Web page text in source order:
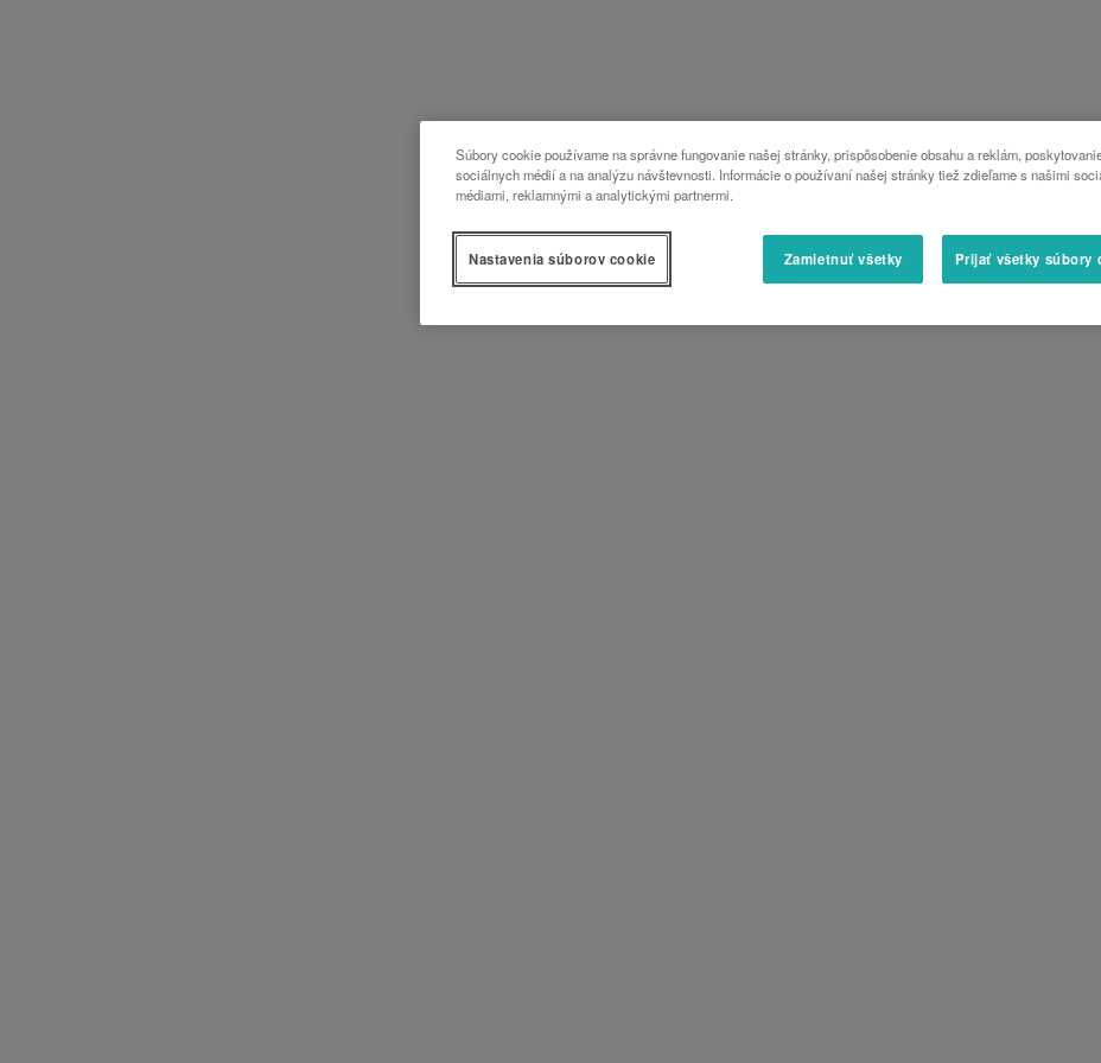
Súbory cookie používame na správne fungovanie našej stránky, prispôsobenie obsahu a reklám,
sociálnych médií a na analýzu návštevnosti. Informácie o používaní našej stránky tiež zdieľame s našimi
médiami, reklamnými a analytickými partnermi.
Zamietnuť všetky Prijať všetky súbory
Nastavenia súborov cookie